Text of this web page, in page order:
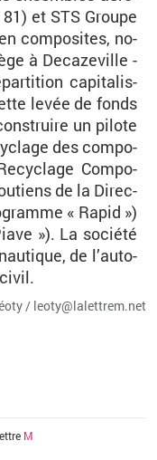
et STS Groupe
com­po­sites, no­
à De­ca­ze­ville -
ca­pi­ta­lis­
levée de fonds
un pi­lote
des com­po­
Com­po­
de la Di­rec­
« Rapid »)
»). La so­ciété
de l’au­to­
/ leo­ty@​la­let­trem.​net
M